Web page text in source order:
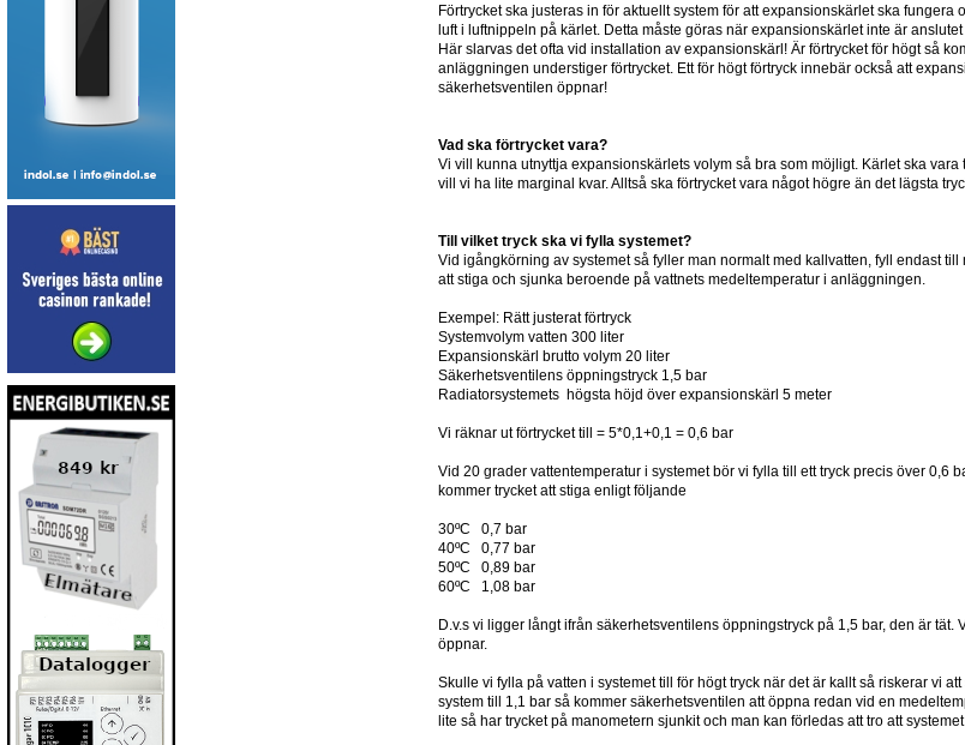
Förtrycket ska justeras in för aktuellt system för att expansionskärlet ska
luft i luftnippeln på kärlet. Detta måste göras när expansionskärlet inte är
Här slarvas det ofta vid installation av expansionskärl! Är förtrycket för högt så
anläggningen understiger förtrycket. Ett för högt förtryck innebär också att
säkerhetsventilen öppnar!
Vad ska förtrycket vara?
Vi vill kunna utnyttja expansionskärlets volym så bra som möjligt. Kärlet ska
vill vi ha lite marginal kvar. Alltså ska förtrycket vara något högre än det lägsta
Till vilket tryck ska vi fylla systemet?
Vid igångkörning av systemet så fyller man normalt med kallvatten, fyll endast
att stiga och sjunka beroende på vattnets medeltemperatur i anläggningen.
Exempel: Rätt justerat förtryck
Systemvolym vatten 300 liter
Expansionskärl brutto volym 20 liter
Säkerhetsventilens öppningstryck 1,5 bar
Radiatorsystemets högsta höjd över expansionskärl 5 meter
Vi räknar ut förtrycket till = 5*0,1+0,1 = 0,6 bar
Vid 20 grader vattentemperatur i systemet bör vi fylla till ett tryck precis över 0,6
kommer trycket att stiga enligt följande
30ºC 0,7 bar
40ºC 0,77 bar
50ºC 0,89 bar
60ºC 1,08 bar
D.v.s vi ligger långt ifrån säkerhetsventilens öppningstryck på 1,5 bar, den är tät.
öppnar.
Skulle vi fylla på vatten i systemet till för högt tryck när det är kallt så riskerar vi
system till 1,1 bar så kommer säkerhetsventilen att öppna redan vid en
lite så har trycket på manometern sjunkit och man kan förledas att tro att systemet